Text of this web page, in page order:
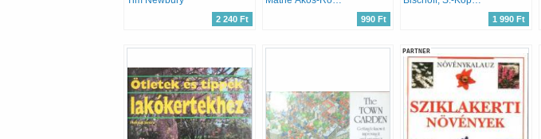
2 240 Ft 990 Ft 1 990 Ft
PARTNER